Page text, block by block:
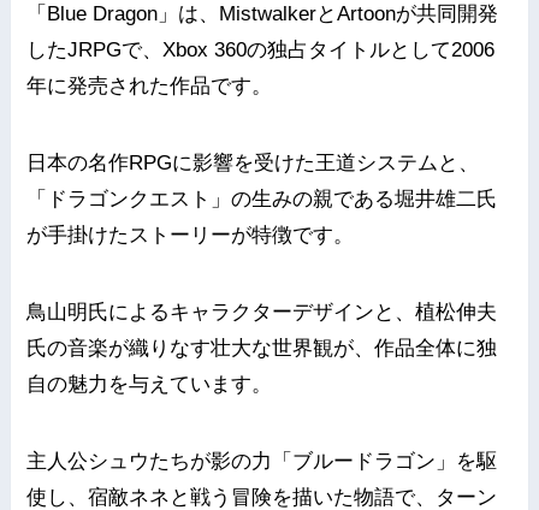
「Blue Dragon」は、MistwalkerとArtoonが共同開発
したJRPGで、Xbox 360の独占タイトルとして2006
年に発売された作品です。
日本の名作RPGに影響を受けた王道システムと、
「ドラゴンクエスト」の生みの親である堀井雄二氏
が手掛けたストーリーが特徴です。
鳥山明氏によるキャラクターデザインと、植松伸夫
氏の音楽が織りなす壮大な世界観が、作品全体に独
自の魅力を与えています。
主人公シュウたちが影の力「ブルードラゴン」を駆
使し、宿敵ネネと戦う冒険を描いた物語で、ターン